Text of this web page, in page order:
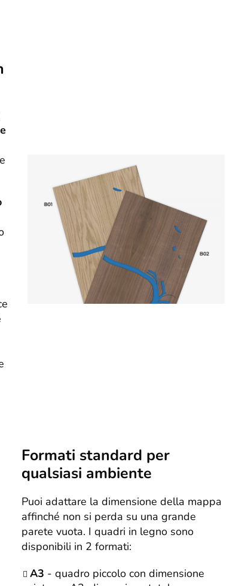
Formati standard per
qualsiasi ambiente
Puoi adattare la dimensione della mappa
affinché non si perda su una grande
parete vuota. I quadri in legno sono
disponibili in 2 formati:
A3 - quadro piccolo con dimensione